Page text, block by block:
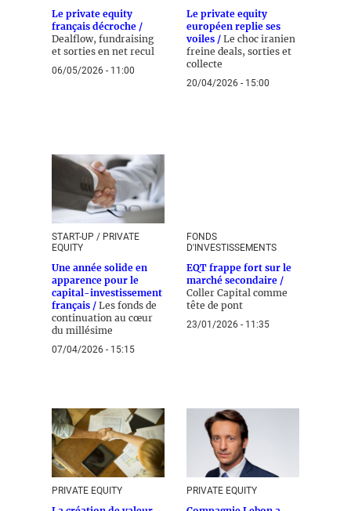
Le private equity
français décroche /
Dealflow, fundraising
et sorties en net recul
06/05/2026 - 11:00
Le private equity
européen replie ses
voiles / Le choc iranien
freine deals, sorties et
collecte
20/04/2026 - 15:00
START-UP / PRIVATE
EQUITY
Une année solide en
apparence pour le
capital-investissement
français / Les fonds de
continuation au cœur
du millésime
07/04/2026 - 15:15
FONDS
D'INVESTISSEMENTS
EQT frappe fort sur le
marché secondaire /
Coller Capital comme
tête de pont
23/01/2026 - 11:35
PRIVATE EQUITY PRIVATE EQUITY